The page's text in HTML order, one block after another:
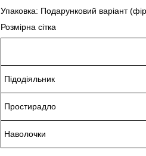
Упаковка: Подарунковий варіант
Розмірна сітка
Підодіяльник
Простирадло
Наволочки